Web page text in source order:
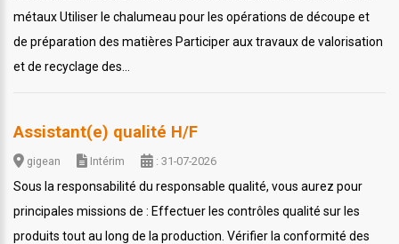
métaux Utiliser le chalumeau pour les opérations de découpe et
de préparation des matières Participer aux travaux de valorisation
et de recyclage des...
Assistant(e) qualité H/F
gigean Intérim : 31-07-2026
Sous la responsabilité du responsable qualité, vous aurez pour
principales missions de : Effectuer les contrôles qualité sur les
produits tout au long de la production. Vérifier la conformité des